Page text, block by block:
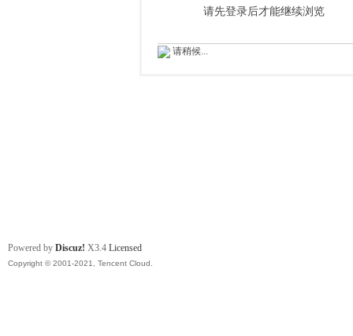
索
请先登录后才能继续浏览
请稍候...
Powered by Discuz! X3.4 Licensed
Copyright © 2001-2021, Tencent Cloud.